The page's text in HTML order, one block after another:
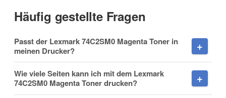
Nachname
Häufig gestellte Fragen
Passt der Lexmark 74C2SM0 Magenta Toner in
meinen Drucker?
Wie viele Seiten kann ich mit dem Lexmark
74C2SM0 Magenta Toner drucken?